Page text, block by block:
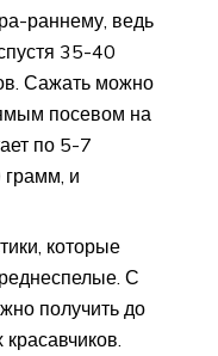
раннему, ведь
35-40
Сажать можно
посевом на
по 5-7
и
которые
С
получить до